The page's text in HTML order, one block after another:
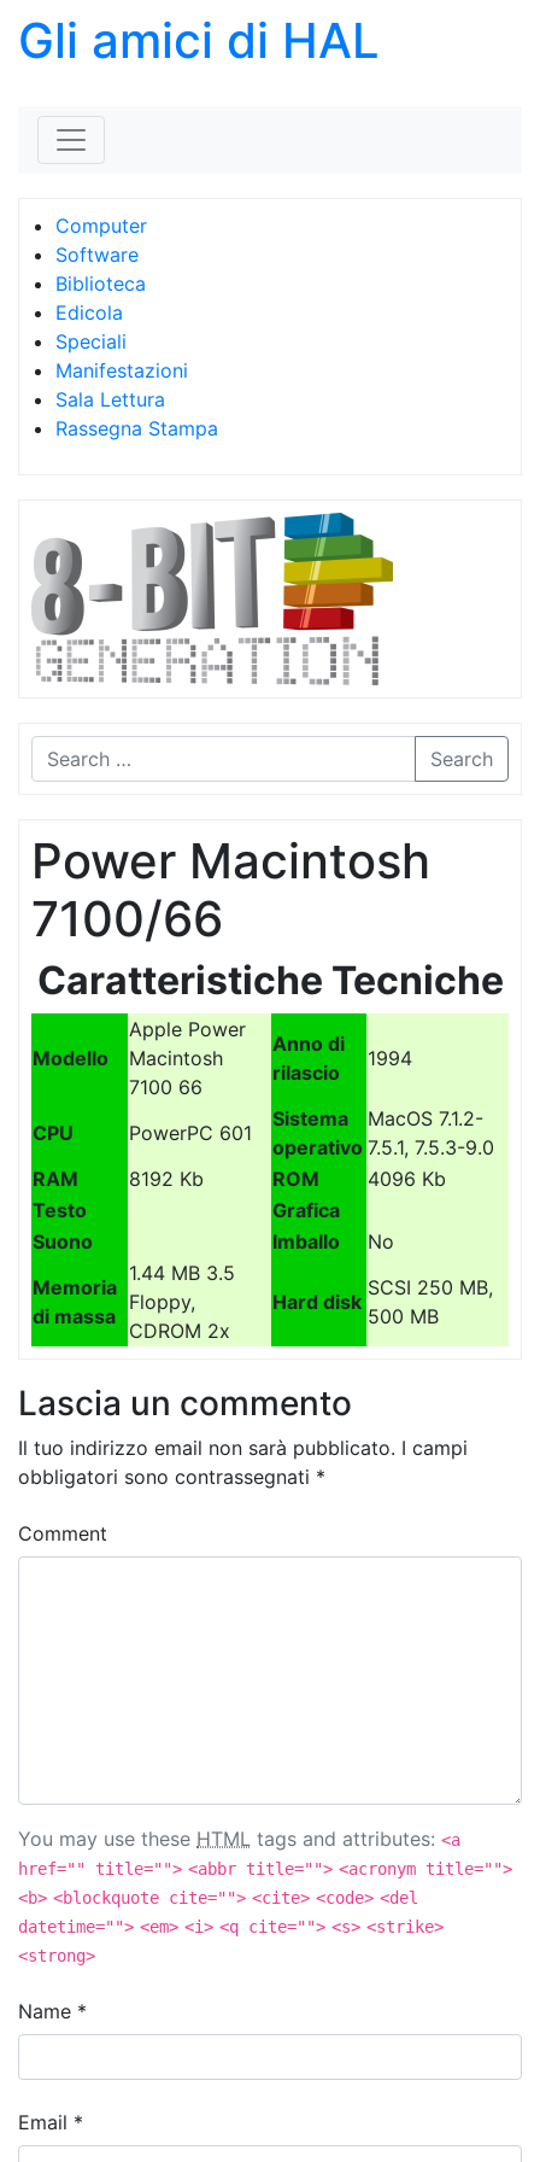
Gli amici di HAL
Computer
Software
Biblioteca
Edicola
Speciali
Manifestazioni
Sala Lettura
Rassegna Stampa
Search
Power Macintosh
7100/66
Caratteristiche Tecniche
Modello
Apple Power
Macintosh
7100 66
Anno di
rilascio
1994
CPU PowerPC 601
Sistema
operativo
MacOS 7.1.2-
7.5.1, 7.5.3-9.0
RAM
8192 Kb ROM
4096 Kb
Testo
Grafica
Suono
Imballo
No
Memoria
di massa
1.44 MB 3.5
Floppy,
CDROM 2x
Hard disk
SCSI 250 MB,
500 MB
Lascia un commento
Il tuo indirizzo email non sarà pubblicato. I campi
obbligatori sono contrassegnati *
Comment
You may use these HTML tags and attributes: <a
href="" title=""> <abbr title=""> <acronym title="">
<b> <blockquote cite=""> <cite> <code> <del
datetime=""> <em> <i> <q cite=""> <s> <strike>
<strong>
Name *
Email *